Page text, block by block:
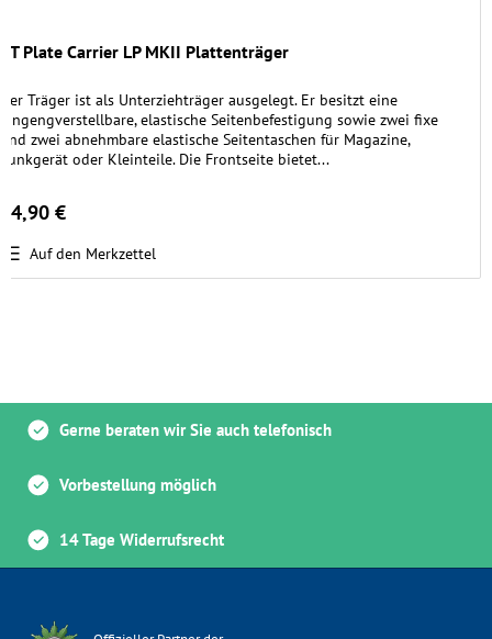
TT Plate Carrier LP MKII Plattenträger
Der Träger ist als Unterziehträger ausgelegt. Er besitzt eine
längengverstellbare, elastische Seitenbefestigung sowie zwei fixe
und zwei abnehmbare elastische Seitentaschen für Magazine,
Funkgerät oder Kleinteile. Die Frontseite bietet...
84,90 €
Auf den Merkzettel
Gerne beraten wir Sie auch telefonisch
Vorbestellung möglich
14 Tage Widerrufsrecht